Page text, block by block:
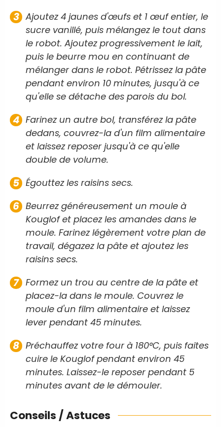
Ajoutez 4 jaunes d'œufs et 1 œuf entier, le
sucre vanillé, puis mélangez le tout dans
le robot. Ajoutez progressivement le lait,
puis le beurre mou en continuant de
mélanger dans le robot. Pétrissez la pâte
pendant environ 10 minutes, jusqu'à ce
qu'elle se détache des parois du bol.
Farinez un autre bol, transférez la pâte
dedans, couvrez-la d'un film alimentaire
et laissez reposer jusqu'à ce qu'elle
double de volume.
Égouttez les raisins secs.
Beurrez généreusement un moule à
Kouglof et placez les amandes dans le
moule. Farinez légèrement votre plan de
travail, dégazez la pâte et ajoutez les
raisins secs.
Formez un trou au centre de la pâte et
placez-la dans le moule. Couvrez le
moule d'un film alimentaire et laissez
lever pendant 45 minutes.
Préchauffez votre four à 180°C, puis faites
cuire le Kouglof pendant environ 45
minutes. Laissez-le reposer pendant 5
minutes avant de le démouler.
Conseils / Astuces